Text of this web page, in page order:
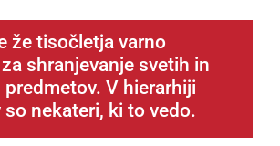
že tisočletja varno
shranjevanje svetih in
V hierarhiji
so nekateri, ki to vedo.